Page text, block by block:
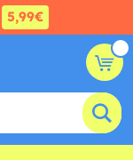
5,99€